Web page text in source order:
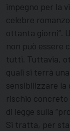
impegno per la
celebre
ottanta giorni”.
non può essere
tutti. Tuttavia,
quali si terrà
sensibilizzare la
rischio
di legge sulla
Si tratta, per